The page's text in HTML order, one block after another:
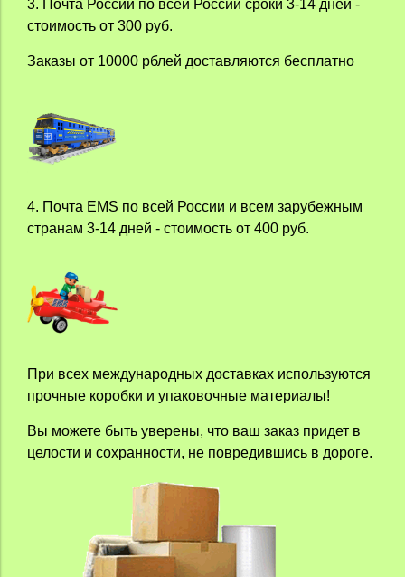
3. Почта России по всей России сроки 3-14 дней -
стоимость от 300 руб.
Заказы от 10000 рблей доставляются бесплатно
4. Почта EMS по всей России и всем зарубежным
странам 3-14 дней - стоимость от 400 руб.
При всех международных доставках используются
прочные коробки и упаковочные материалы!
Вы можете быть уверены, что ваш заказ придет в
целости и сохранности, не повредившись в дороге.